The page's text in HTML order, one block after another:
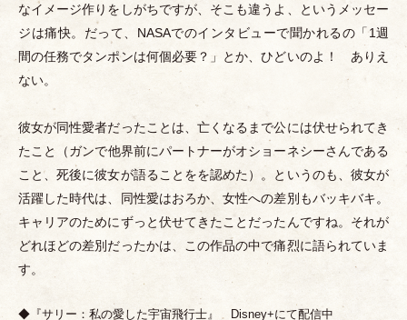
なイメージ作りをしがちですが、そこも違うよ、というメッセー
ジは痛快。だって、NASAでのインタビューで聞かれるの 「1週
間の任務でタンポンは何個必要？ 」 とか、ひどいのよ！ ありえ
ない。
彼女が同性愛者だったことは、亡くなるまで公には伏せられてき
たこと
（ガンで他界前にパートナーがオショーネシーさんである
こと、死後に彼女が語ることをを認めた）
。というのも、彼女が
活躍した時代は、同性愛はおろか、女性への差別もバッキバキ。
キャリアのためにずっと伏せてきたことだったんですね。それが
どれほどの差別だったかは、この作品の中で痛烈に語られていま
す。
◆『サリー：私の愛した宇宙飛行士』 Disney+にて配信中